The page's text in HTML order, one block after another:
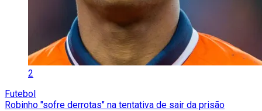
2
Futebol
Robinho "sofre derrotas" na tentativa de sair da prisão